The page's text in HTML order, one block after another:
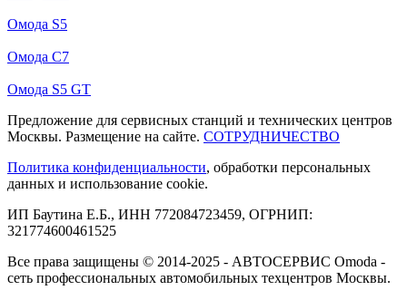
Омода S5
Омода С7
Омода S5 GT
Предложение для сервисных станций и технических центров
Москвы. Размещение на сайте. СОТРУДНИЧЕСТВО
Политика конфиденциальности, обработки персональных
данных и использование cookie.
ИП Баутина Е.Б., ИНН 772084723459, ОГРНИП:
321774600461525
Все права защищены © 2014-2025 - АВТОСЕРВИС Omoda -
сеть профессиональных автомобильных техцентров Москвы.